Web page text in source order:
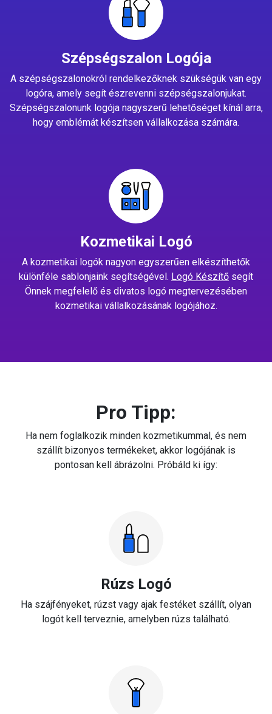
Szépségszalon Logója
A szépségszalonokról rendelkezőknek szükségük van egy
logóra, amely segít észrevenni szépségszalonjukat.
Szépségszalonunk logója nagyszerű lehetőséget kínál arra,
hogy emblémát készítsen vállalkozása számára.
Kozmetikai Logó
A kozmetikai logók nagyon egyszerűen elkészíthetők
különféle sablonjaink segítségével. Logó Készítő segít
Önnek megfelelő és divatos logó megtervezésében
kozmetikai vállalkozásának logójához.
Pro Tipp:
Ha nem foglalkozik minden kozmetikummal, és nem
szállít bizonyos termékeket, akkor logójának is
pontosan kell ábrázolni. Próbáld ki így:
Rúzs Logó
Ha szájfényeket, rúzst vagy ajak festéket szállít, olyan
logót kell terveznie, amelyben rúzs található.